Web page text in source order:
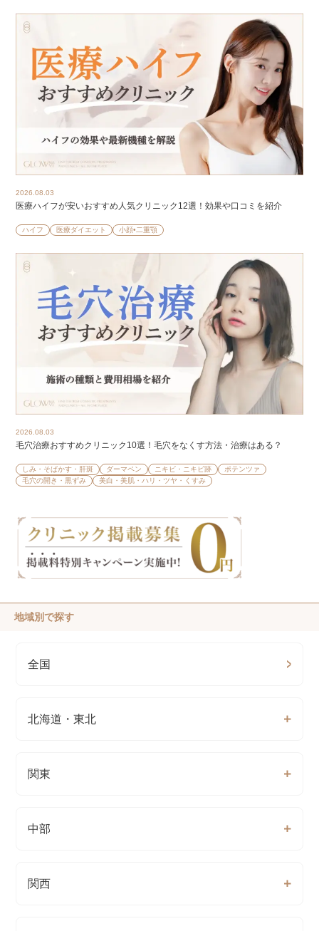
2026.08.03
医療ハイフが安いおすすめ人気クリニック12選！効果や口コミを紹介
ハイフ 医療ダイエット 小顔•二重顎
2026.08.03
毛穴治療おすすめクリニック10選！毛穴をなくす方法・治療はある？
しみ・そばかす・肝斑 ダーマペン ニキビ・ニキビ跡
ポテンツァ
毛穴の開き・黒ずみ
美白・美肌・ハリ・ツヤ・くすみ
地域別で探す
全国
北海道・東北
関東
中部
関西